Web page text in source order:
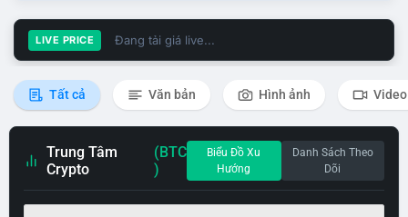
LIVE PRICE Đang tải giá live...
Tất cả Văn bản Hình ảnh Video
Trung Tâm
Crypto
(BTC
)
Biểu Đồ Xu
Hướng
Danh Sách Theo
Dõi